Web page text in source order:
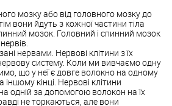
мозку або від головного мозку до
вони йдуть з кожної частини тіла
мозок. Головний і спинний мозок
нервами. Нервові клітини з їх
систему. Коли ми вивчаємо одну
що у неї є довге волокно на одному
іншому кінці. Нервові клітини
одній за допомогою волокон на їх
не торкаються, але вони